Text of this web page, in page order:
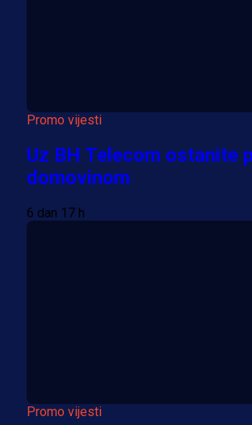
Promo vijesti
Uz BH Telecom ostanite
domovinom
6 dan 17 h
Promo vijesti